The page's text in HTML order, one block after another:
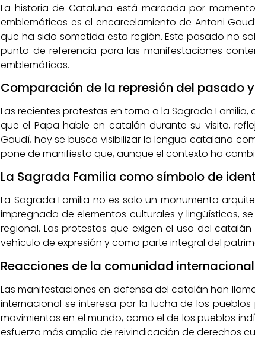
La historia de Cataluña está marcada por
emblemáticos es el encarcelamiento de Antoni
que ha sido sometida esta región. Este pasado no
punto de referencia para las manifestaciones
emblemáticos.
Comparación de la represión del pasado
Las recientes protestas en torno a la Sagrada
que el Papa hable en catalán durante su visita,
Gaudí, hoy se busca visibilizar la lengua catalana
pone de manifiesto que, aunque el contexto ha
La Sagrada Familia como símbolo de
La Sagrada Familia no es solo un monumento
impregnada de elementos culturales y lingüísticos,
regional. Las protestas que exigen el uso del
vehículo de expresión y como parte integral del
Reacciones de la comunidad
Las manifestaciones en defensa del catalán han
internacional se interesa por la lucha de los
movimientos en el mundo, como el de los pueblos
esfuerzo más amplio de reivindicación de derechos